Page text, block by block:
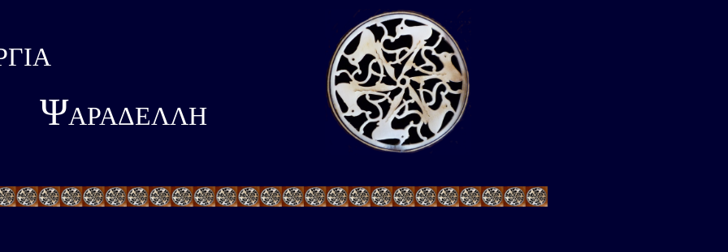
ΨΑΡΑΔΕΛΛΗ